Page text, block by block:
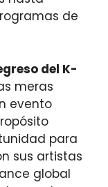
de
del K-
meras
evento
para
sus artistas
global